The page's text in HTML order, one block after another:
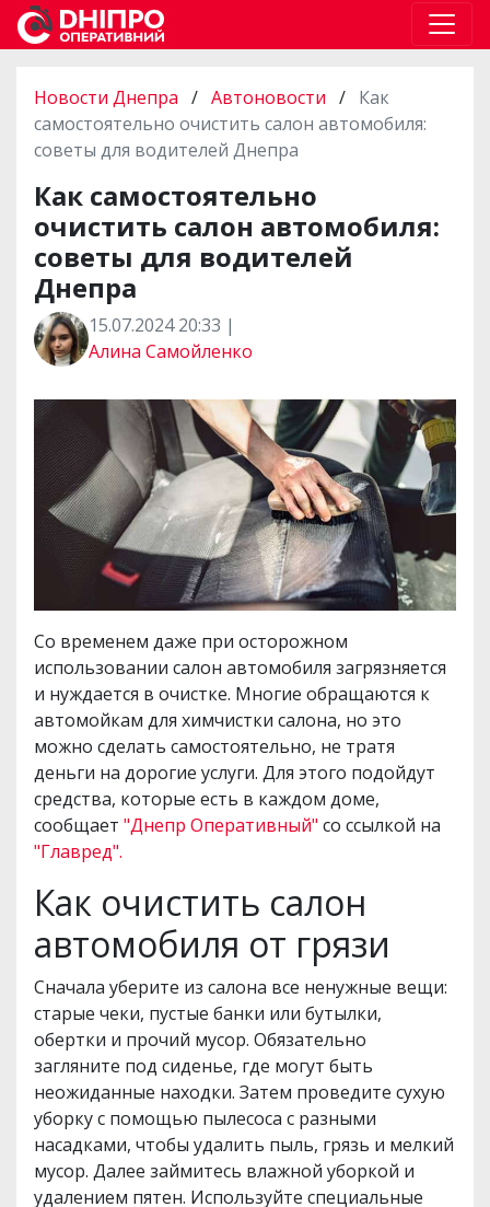
Новости Днепра / Автоновости / Как
самостоятельно очистить салон автомобиля:
советы для водителей Днепра
Как самостоятельно
очистить салон автомобиля:
советы для водителей
Днепра
15.07.2024 20:33 |
Алина Самойленко
Со временем даже при осторожном
использовании салон автомобиля загрязняется
и нуждается в очистке. Многие обращаются к
автомойкам для химчистки салона, но это
можно сделать самостоятельно, не тратя
деньги на дорогие услуги. Для этого подойдут
средства, которые есть в каждом доме,
сообщает "Днепр Оперативный" со ссылкой на
"Главред".
Как очистить салон
автомобиля от грязи
Сначала уберите из салона все ненужные вещи:
старые чеки, пустые банки или бутылки,
обертки и прочий мусор. Обязательно
загляните под сиденье, где могут быть
неожиданные находки. Затем проведите сухую
уборку с помощью пылесоса с разными
насадками, чтобы удалить пыль, грязь и мелкий
мусор. Далее займитесь влажной уборкой и
удалением пятен. Используйте специальные